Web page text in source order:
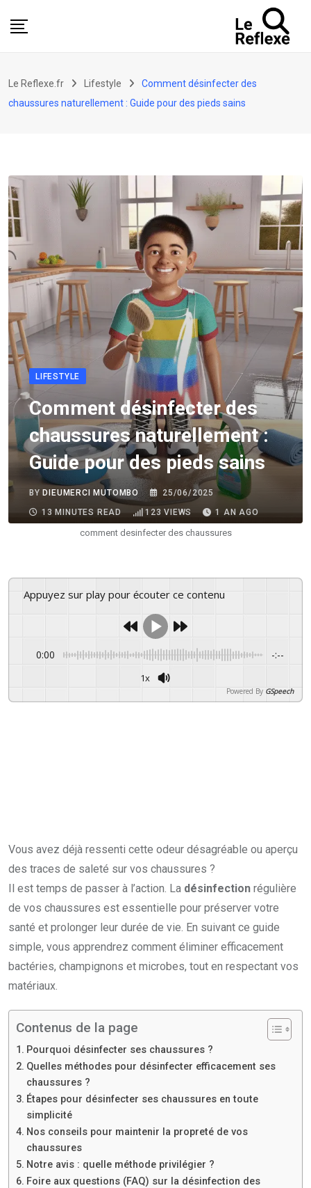
Le Reflexe.fr Lifestyle
Comment désinfecter des
chaussures naturellement : Guide pour des pieds sains
LIFESTYLE
Comment désinfecter des
chaussures naturellement :
Guide pour des pieds sains
BY DIEUMERCI MUTOMBO
25/06/2025
13 MINUTES READ
123 VIEWS 1 AN AGO
comment desinfecter des chaussures
Appuyez sur play pour écouter ce contenu
0:00 -:--
1x
Powered By GSpeech
Vous avez déjà ressenti cette odeur désagréable ou aperçu
des traces de saleté sur vos chaussures ?
Il est temps de passer à l’action. La désinfection régulière
de vos chaussures est essentielle pour préserver votre
santé et prolonger leur durée de vie. En suivant ce guide
simple, vous apprendrez comment éliminer efficacement
bactéries, champignons et microbes, tout en respectant vos
matériaux.
Contenus de la page
Pourquoi désinfecter ses chaussures ?
Quelles méthodes pour désinfecter efficacement ses
chaussures ?
Étapes pour désinfecter ses chaussures en toute
simplicité
Nos conseils pour maintenir la propreté de vos
chaussures
Notre avis : quelle méthode privilégier ?
Foire aux questions (FAQ) sur la désinfection des